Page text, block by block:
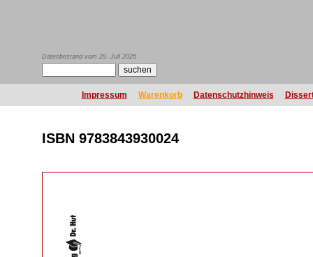
Datenbestand vom 29. Juli 2026
Impressum Warenkorb Datenschutzhinweis
ISBN 9783843930024